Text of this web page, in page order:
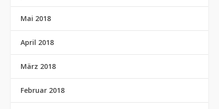
Mai 2018
April 2018
März 2018
Februar 2018